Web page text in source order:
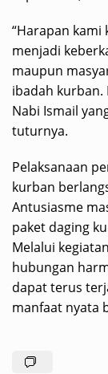
“Harapan
menjadi
maupun
ibadah kurban.
Nabi Ismail
tuturnya.
Pelaksanaan
kurban
Antusiasme
paket daging
Melalui
hubungan
dapat terus
manfaat nyata